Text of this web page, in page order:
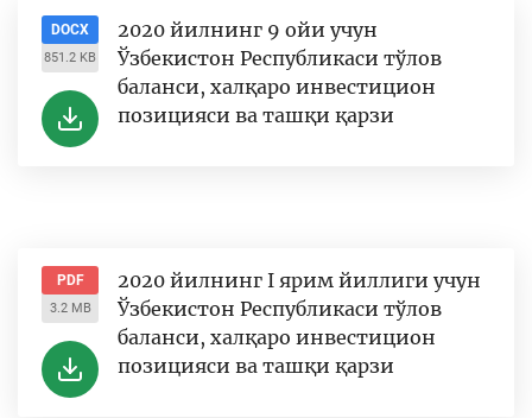
DOCX
851.2 KB
2020 йилнинг 9 ойи учун
Ўзбекистон Республикаси тўлов
баланси, халқаро инвестицион
позицияси ва ташқи қарзи
PDF
3.2 MB
2020 йилнинг I ярим йиллиги учун
Ўзбекистон Республикаси тўлов
баланси, халқаро инвестицион
позицияси ва ташқи қарзи